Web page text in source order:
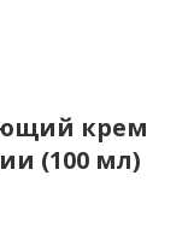
крем
(100 мл)